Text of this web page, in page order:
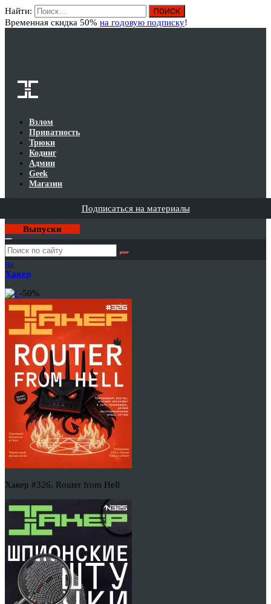
Найти:
Временная скидка 50% на годовую подписку!
Взлом
Приватность
Трюки
Кодинг
Админ
Geek
Магазин
Подписаться на материалы
Выпуски
Годовая
подписка
на
Хакер
-50%
Хакер #326. Router from Hell